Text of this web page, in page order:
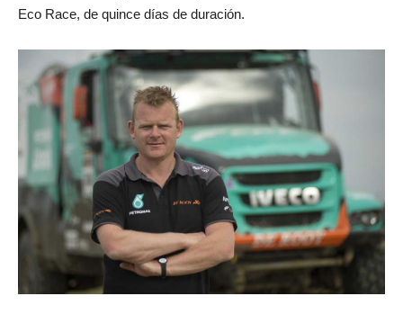
Eco Race, de quince días de duración.